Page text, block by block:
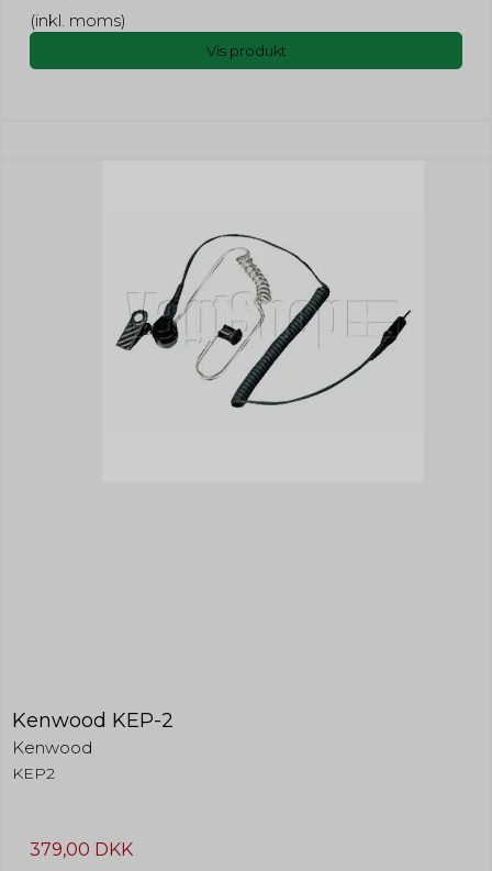
(inkl. moms)
Vis produkt
Kenwood KEP-2
Kenwood
KEP2
379,00 DKK